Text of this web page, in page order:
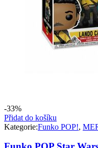
-33%
Přidat do košíku
Kategorie:Funko POP!,